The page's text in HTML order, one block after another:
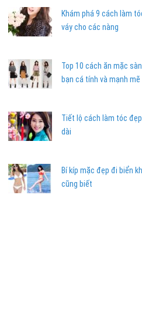
Khám phá 9 cách làm
váy cho các nàng
Top 10 cách ăn mặc
bạn cá tính và mạnh mẽ
Tiết lộ cách làm tóc
dài
Bí kíp mặc đẹp đi biển
cũng biết